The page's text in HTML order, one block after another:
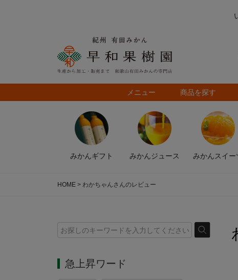
メニュー 商品を探す
みかんギフト みかん ジュース みかんスイー
HOME わかちゃんさんのレビュー
急上昇ワード